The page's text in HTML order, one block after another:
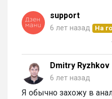
support
6 лет назад На
Dmitry Ryzhkov
6 лет назад
Я обычно захожу в